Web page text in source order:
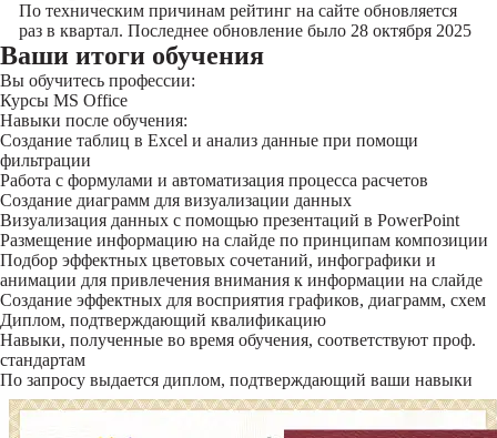
По техническим причинам рейтинг на сайте обновляется
раз в квартал. Последнее обновление было 28 октября 2025
Ваши итоги обучения
Вы обучитесь профессии:
Курсы MS Office
Навыки после обучения:
Создание таблиц в Excel и анализ данные при помощи
фильтрации
Работа с формулами и автоматизация процесса расчетов
Создание диаграмм для визуализации данных
Визуализация данных с помощью презентаций в PowerPoint
Размещение информацию на слайде по принципам композиции
Подбор эффектных цветовых сочетаний, инфографики и
анимации для привлечения внимания к информации на слайде
Создание эффектных для восприятия графиков, диаграмм, схем
Диплом, подтверждающий квалификацию
Навыки, полученные во время обучения, соответствуют проф.
стандартам
По запросу выдается диплом, подтверждающий ваши навыки